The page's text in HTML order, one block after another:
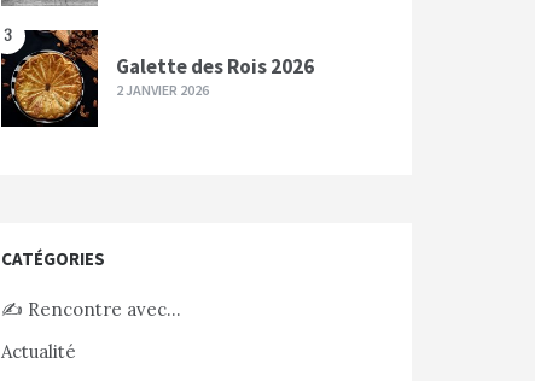
3
Galette des Rois 2026
2 JANVIER 2026
CATÉGORIES
✍️ Rencontre avec…
Actualité